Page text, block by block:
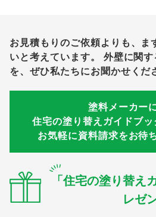
お見積もりのご依頼よりも、ま
いと考えています。
外壁に関
を、ぜひ私たちにお聞かせくだ
塗料メーカー
住宅の塗り替えガイドブッ
お気軽に資料請求をお待
「住宅の塗り替え
レゼ